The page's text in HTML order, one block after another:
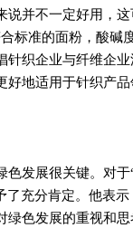
并不一定好用，
标准的面粉，酸碱
织企业与纤维企
好地适用于针织产品
发展很关键。对于
充分肯定。他表
绿色发展的重视和思